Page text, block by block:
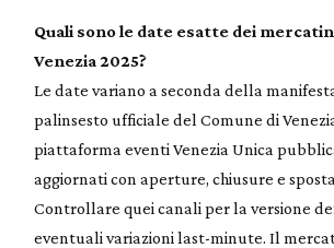
Quali sono le date esatte dei
Venezia 2025?
Le date variano a seconda della
palinsesto ufficiale del Comune di
piattaforma eventi Venezia Unica
aggiornati con aperture, chiusure e
Controllare quei canali per la versione
eventuali variazioni last-minute. Il